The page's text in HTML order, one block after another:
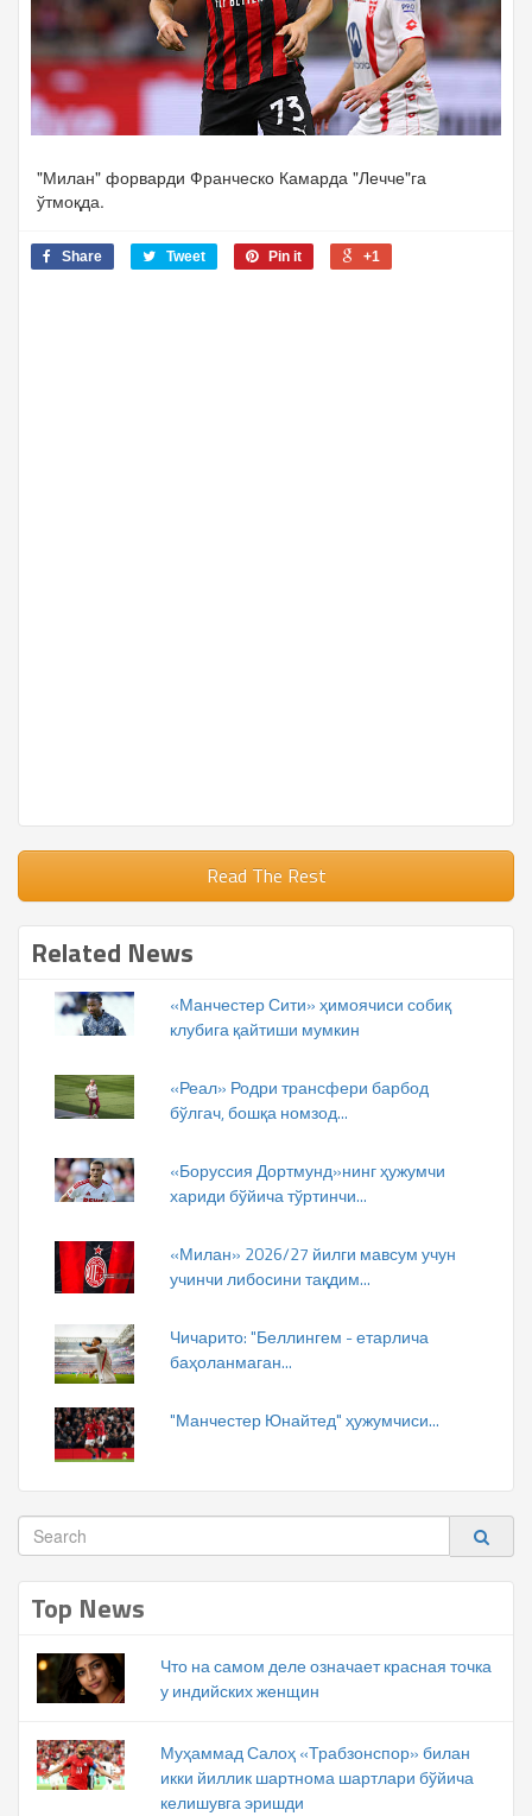
"Милан" форварди Франческо Камарда "Лечче"га
ўтмоқда.
Share Tweet Pin it +1
Read The Rest
Related News
«Манчестер Сити» ҳимоячиси собиқ
клубига қайтиши мумкин
«Реал» Родри трансфери барбод
бўлгач, бошқа номзод...
«Боруссия Дортмунд»нинг ҳужумчи
хариди бўйича тўртинчи...
«Милан» 2026/27 йилги мавсум учун
учинчи либосини тақдим...
Чичарито: "Беллингем - етарлича
баҳоланмаган...
"Манчестер Юнайтед" ҳужумчиси...
Top News
Что на самом деле означает красная точка
у индийских женщин
Муҳаммад Салоҳ «Трабзонспор» билан
икки йиллик шартнома шартлари бўйича
келишувга эришди